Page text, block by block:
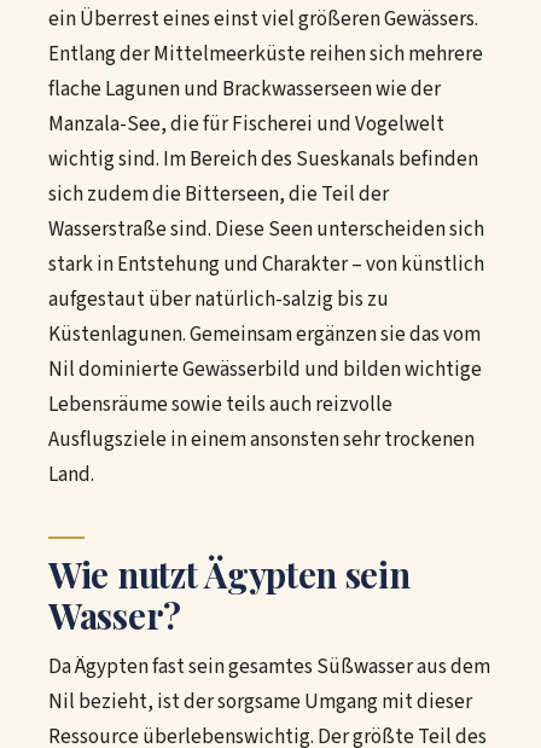
ein Überrest eines einst viel größeren Gewässers.
Entlang der Mittelmeerküste reihen sich mehrere
flache Lagunen und Brackwasserseen wie der
Manzala-See, die für Fischerei und Vogelwelt
wichtig sind. Im Bereich des Sueskanals befinden
sich zudem die Bitterseen, die Teil der
Wasserstraße sind. Diese Seen unterscheiden sich
stark in Entstehung und Charakter – von künstlich
aufgestaut über natürlich-salzig bis zu
Küstenlagunen. Gemeinsam ergänzen sie das vom
Nil dominierte Gewässerbild und bilden wichtige
Lebensräume sowie teils auch reizvolle
Ausflugsziele in einem ansonsten sehr trockenen
Land.
Wie nutzt Ägypten sein
Wasser?
Da Ägypten fast sein gesamtes Süßwasser aus dem
Nil bezieht, ist der sorgsame Umgang mit dieser
Ressource überlebenswichtig. Der größte Teil des